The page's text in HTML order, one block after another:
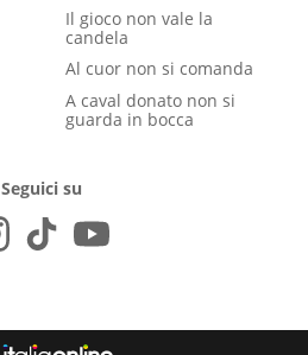
Il gioco non vale la
candela
Al cuor non si comanda
A caval donato non si
guarda in bocca
Seguici su